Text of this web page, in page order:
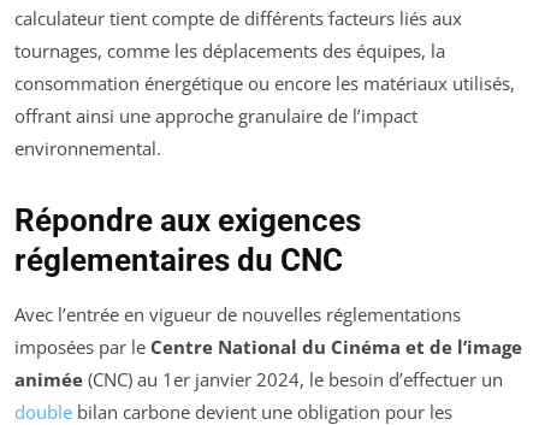
calculateur tient compte de différents facteurs liés aux
tournages, comme les déplacements des équipes, la
consommation énergétique ou encore les matériaux utilisés,
offrant ainsi une approche granulaire de l’impact
environnemental.
Répondre aux exigences
réglementaires du CNC
Avec l’entrée en vigueur de nouvelles réglementations
imposées par le Centre National du Cinéma et de l’image
animée (CNC) au 1er janvier 2024, le besoin d’effectuer un
double bilan carbone devient une obligation pour les